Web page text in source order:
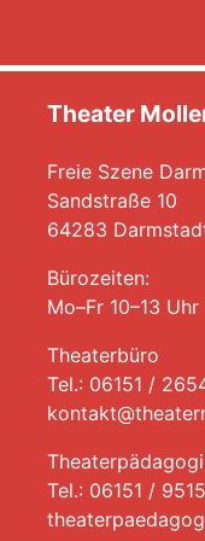
Theater
Freie Szene
Sandstraße 10
64283
Bürozeiten:
Mo–Fr 10–13 Uhr
Theaterbüro
Tel.: 06151 /
Tel.: 06151 /